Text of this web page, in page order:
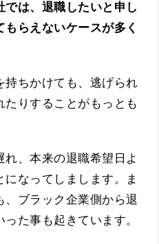
は、退職したいと申し
らえないケースが多く
持ちかけても、逃げられ
りすることがもっとも
、本来の退職希望日よ
なってしまします。ま
ブラック企業側から退
た事も起きています。